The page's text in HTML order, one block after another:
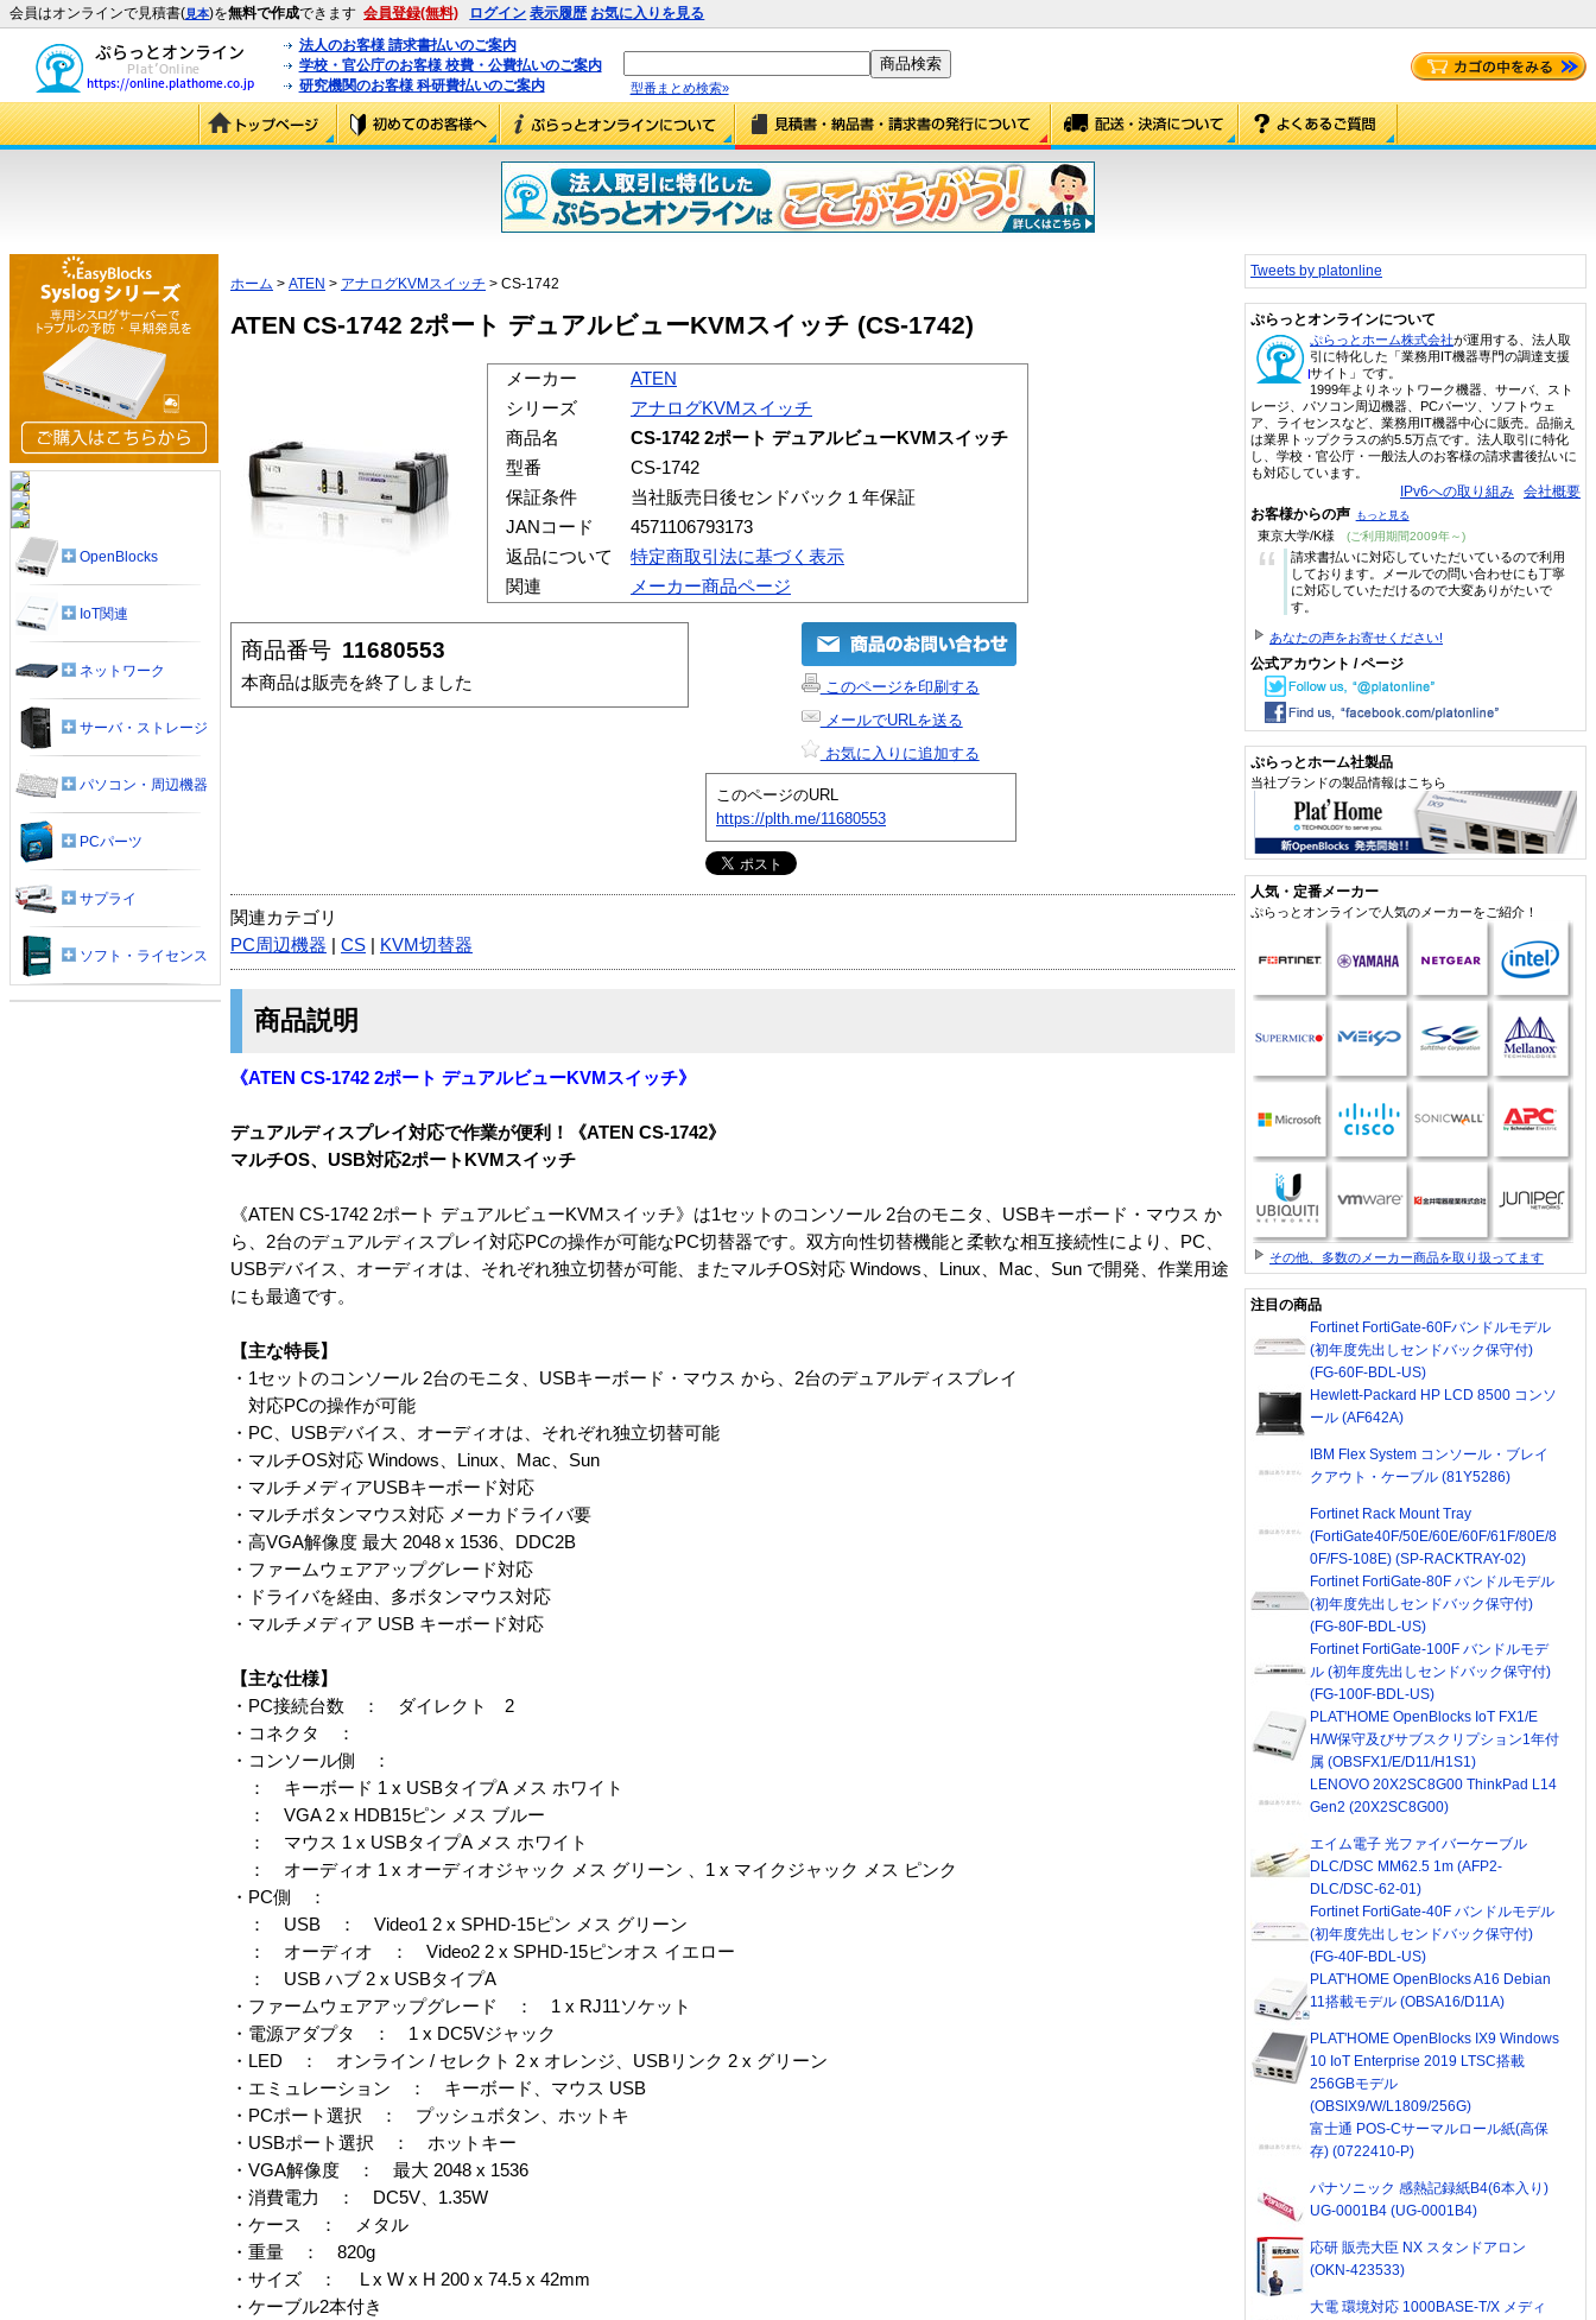
会員はオンラインで見積書(見本)を無料で作成できます 会員登録(無料) ログイン 表示履歴 お気に入りを見る
法人のお客様 請求書払いのご案内
学校・官公庁のお客様 校費・公費払いのご案内
研究機関のお客様 科研費払いのご案内
型番まとめ検索»
ホーム > ATEN > アナログKVMスイッチ > CS-1742
ATEN CS-1742 2ポート デュアルビューKVMスイッチ (CS-1742)
メーカー
ATEN
シリーズ
アナログKVMスイッチ
商品名
CS-1742 2ポート デュアルビューKVMスイッチ
型番
CS-1742
保証条件
当社販売日後センドバック１年保証
JANコード
4571106793173
返品について
特定商取引法に基づく表示
関連
メーカー商品ページ
商品番号 11680553
本商品は販売を終了しました
このページを印刷する
メールでURLを送る
お気に入りに追加する
このページのURL
https://plth.me/11680553
関連カテゴリ
PC周辺機器
CS KVM切替器
商品説明
《ATEN CS-1742 2ポート デュアルビューKVMスイッチ》
デュアルディスプレイ対応で作業が便利！《ATEN CS-1742》
マルチOS、USB対応2ポートKVMスイッチ
《ATEN CS-1742 2ポート デュアルビューKVMスイッチ》は1セットのコンソール 2台のモニタ、USBキーボード・マウス か
ら、2台のデュアルディスプレイ対応PCの操作が可能なPC切替器です。双方向性切替機能と柔軟な相互接続性により、PC、
USBデバイス、オーディオは、それぞれ独立切替が可能、またマルチOS対応 Windows、Linux、Mac、Sun で開発、作業用途
にも最適です。
【主な特長】
・1セットのコンソール 2台のモニタ、USBキーボード・マウス から、2台のデュアルディスプレイ
対応PCの操作が可能
・PC、USBデバイス、オーディオは、それぞれ独立切替可能
・マルチOS対応 Windows、Linux、Mac、Sun
・マルチメディアUSBキーボード対応
・マルチボタンマウス対応 メーカドライバ要
・高VGA解像度 最大 2048 x 1536、DDC2B
・ファームウェアアップグレード対応
・ドライバを経由、多ボタンマウス対応
・マルチメディア USB キーボード対応
【主な仕様】
・PC接続台数 ： ダイレクト 2
・コネクタ ：
・コンソール側 ：
： キーボード 1 x USBタイプA メス ホワイト
： VGA 2 x HDB15ピン メス ブルー
： マウス 1 x USBタイプA メス ホワイト
： オーディオ 1 x オーディオジャック メス グリーン 、1 x マイクジャック メス ピンク
・PC側 ：
： USB ： Video1 2 x SPHD-15ピン メス グリーン
： オーディオ ： Video2 2 x SPHD-15ピンオス イエロー
： USB ハブ 2 x USBタイプA
・ファームウェアアップグレード ： 1 x RJ11ソケット
・電源アダプタ ： 1 x DC5Vジャック
・LED ： オンライン / セレクト 2 x オレンジ、USBリンク 2 x グリーン
・エミュレーション ： キーボード、マウス USB
・PCポート選択 ： プッシュボタン、ホットキ
・USBポート選択 ： ホットキー
・VGA解像度 ： 最大 2048 x 1536
・消費電力 ： DC5V、1.35W
・ケース ： メタル
・重量 ： 820g
・サイズ ： L x W x H 200 x 74.5 x 42mm
・ケーブル2本付き
OpenBlocks
IoT関連
ネットワーク
サーバ・ストレージ
パソコン・周辺機器
PCパーツ
サプライ
ソフト・ライセンス
Tweets by platonline
ぷらっとオンラインについて
ぷらっとホーム株式会社が運用する、法人取
引に特化した「業務用IT機器専門の調達支援
サイト」です。
1999年よりネットワーク機器、サーバ、スト
レージ、パソコン周辺機器、PCパーツ、ソフトウェ
ア、ライセンスなど、業務用IT機器中心に販売。品揃え
は業界トップクラスの約5.5万点です。法人取引に特化
し、学校・官公庁・一般法人のお客様の請求書後払いに
も対応しています。
IPv6への取り組み 会社概要
お客様からの声 もっと見る
東京大学/K様 (ご利用期間2009年～)
“
請求書払いに対応していただいているので利用
しております。メールでの問い合わせにも丁寧
に対応していただけるので大変ありがたいで
す。
あなたの声をお寄せください!
公式アカウント / ページ
ぷらっとホーム社製品
当社ブランドの製品情報はこちら
人気・定番メーカー
ぷらっとオンラインで人気のメーカーをご紹介！
その他、多数のメーカー商品を取り扱ってます
注目の商品
Fortinet FortiGate-60Fバンドルモデル
(初年度先出しセンドバック保守付)
(FG-60F-BDL-US)
Hewlett-Packard HP LCD 8500 コンソ
ール (AF642A)
IBM Flex System コンソール・ブレイ
クアウト・ケーブル (81Y5286)
Fortinet Rack Mount Tray
(FortiGate40F/50E/60E/60F/61F/80E/8
0F/FS-108E) (SP-RACKTRAY-02)
Fortinet FortiGate-80F バンドルモデル
(初年度先出しセンドバック保守付)
(FG-80F-BDL-US)
Fortinet FortiGate-100F バンドルモデ
ル (初年度先出しセンドバック保守付)
(FG-100F-BDL-US)
PLAT'HOME OpenBlocks IoT FX1/E
H/W保守及びサブスクリプション1年付
属 (OBSFX1/E/D11/H1S1)
LENOVO 20X2SC8G00 ThinkPad L14
Gen2 (20X2SC8G00)
エイム電子 光ファイバーケーブル
DLC/DSC MM62.5 1m (AFP2-
DLC/DSC-62-01)
Fortinet FortiGate-40F バンドルモデル
(初年度先出しセンドバック保守付)
(FG-40F-BDL-US)
PLAT'HOME OpenBlocks A16 Debian
11搭載モデル (OBSA16/D11A)
PLAT'HOME OpenBlocks IX9 Windows
10 IoT Enterprise 2019 LTSC搭載
256GBモデル
(OBSIX9/W/L1809/256G)
富士通 POS-Cサーマルロール紙(高保
存) (0722410-P)
パナソニック 感熱記録紙B4(6本入り)
UG-0001B4 (UG-0001B4)
応研 販売大臣 NX スタンドアロン
(OKN-423533)
大電 環境対応 1000BASE-T/X メディ